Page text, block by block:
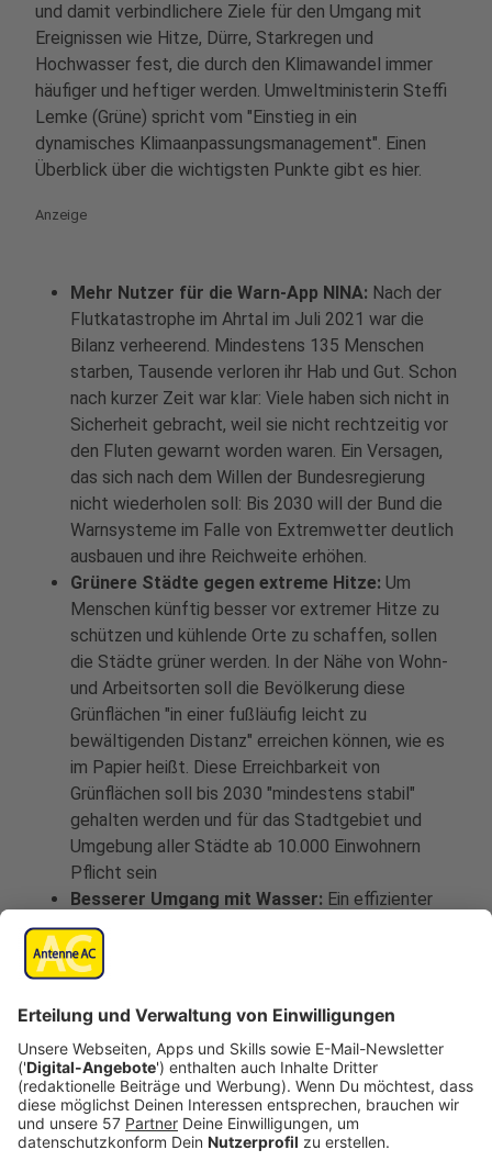
und damit verbindlichere Ziele für den Umgang mit
Ereignissen wie Hitze, Dürre, Starkregen und
Hochwasser fest, die durch den Klimawandel immer
häufiger und heftiger werden. Umweltministerin Steffi
Lemke (Grüne) spricht vom "Einstieg in ein
dynamisches Klimaanpassungsmanagement". Einen
Überblick über die wichtigsten Punkte gibt es hier.
Anzeige
Mehr Nutzer für die Warn-App NINA: Nach der
Flutkatastrophe im Ahrtal im Juli 2021 war die
Bilanz verheerend. Mindestens 135 Menschen
starben, Tausende verloren ihr Hab und Gut. Schon
nach kurzer Zeit war klar: Viele haben sich nicht in
Sicherheit gebracht, weil sie nicht rechtzeitig vor
den Fluten gewarnt worden waren. Ein Versagen,
das sich nach dem Willen der Bundesregierung
nicht wiederholen soll: Bis 2030 will der Bund die
Warnsysteme im Falle von Extremwetter deutlich
ausbauen und ihre Reichweite erhöhen.
Grünere Städte gegen extreme Hitze: Um
Menschen künftig besser vor extremer Hitze zu
schützen und kühlende Orte zu schaffen, sollen
die Städte grüner werden. In der Nähe von Wohn-
und Arbeitsorten soll die Bevölkerung diese
Grünflächen "in einer fußläufig leicht zu
bewältigenden Distanz" erreichen können, wie es
im Papier heißt. Diese Erreichbarkeit von
Grünflächen soll bis 2030 "mindestens stabil"
gehalten werden und für das Stadtgebiet und
Umgebung aller Städte ab 10.000 Einwohnern
Pflicht sein
Besserer Umgang mit Wasser: Ein effizienter
Umgang mit Wasser ist entscheidend für die
Anpassung an die Folgen der Klimakrise. In
Deutschland haben die verfügbaren
Wasserressourcen in den vergangenen Jahren
abgenommen. Dem Wassermanagement kommt
daher eine immer größere Bedeutung zu. Die neue
Strategie legt fest, dass über einen längeren
Zeitraum nicht mehr als 20 Prozent der
verfügbaren Wassermenge genutzt werden darf.